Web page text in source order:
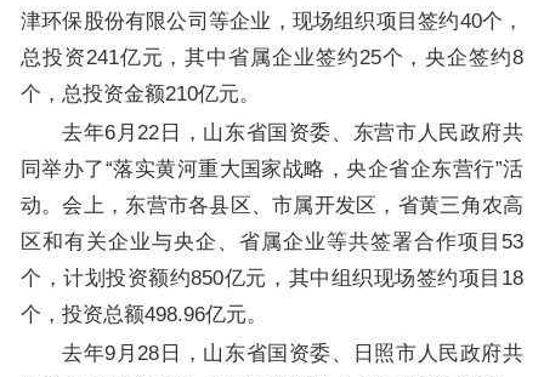
津环保股份有限公司等企业，现场组织项目签约40个，
总投资241亿元，其中省属企业签约25个，央企签约8
个，总投资金额210亿元。
去年6月22日，山东省国资委、东营市人民政府共
同举办了“落实黄河重大国家战略，央企省企东营行”活
动。会上，东营市各县区、市属开发区，省黄三角农高
区和有关企业与央企、省属企业等共签署合作项目53
个，计划投资额约850亿元，其中组织现场签约项目18
个，投资总额498.96亿元。
去年9月28日，山东省国资委、日照市人民政府共